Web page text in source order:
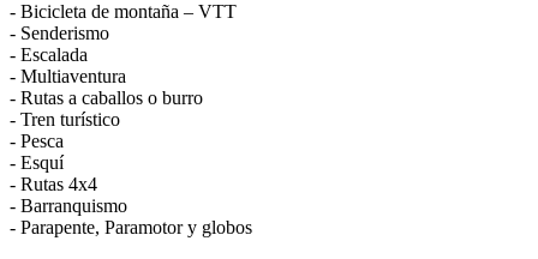
- Bicicleta de montaña – VTT
- Senderismo
- Escalada
- Multiaventura
- Rutas a caballos o burro
- Tren turístico
- Pesca
- Esquí
- Rutas 4x4
- Barranquismo
- Parapente, Paramotor y globos